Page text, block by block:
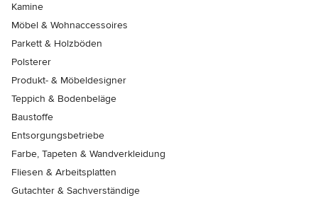
Kamine
Möbel & Wohnaccessoires
Parkett & Holzböden
Polsterer
Produkt- & Möbeldesigner
Teppich & Bodenbeläge
Baustoffe
Entsorgungsbetriebe
Farbe, Tapeten & Wandverkleidung
Fliesen & Arbeitsplatten
Gutachter & Sachverständige